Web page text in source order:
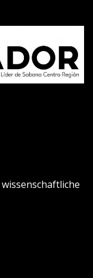
wissenschaftliche